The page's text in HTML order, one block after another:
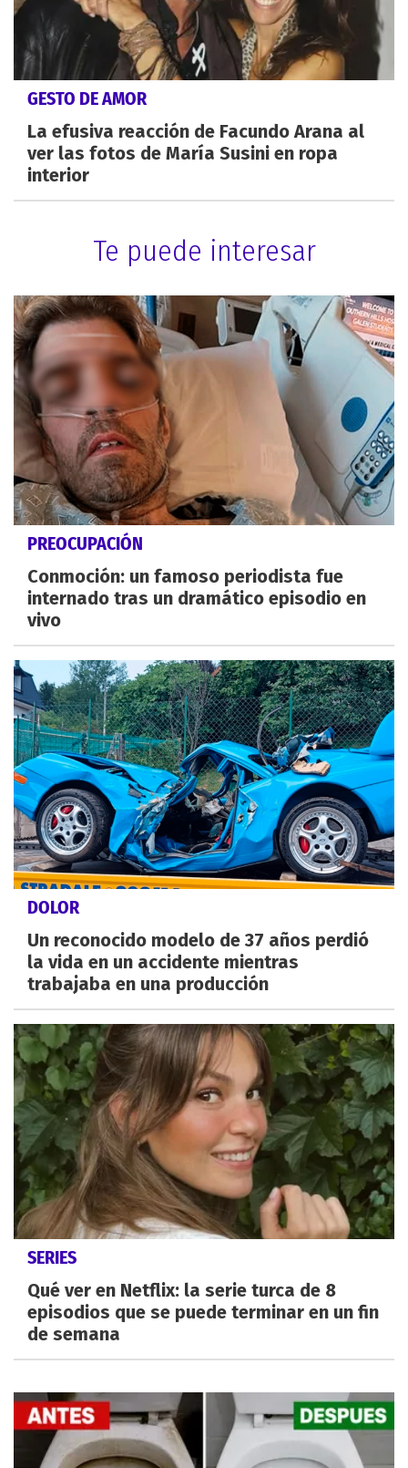
GESTO DE AMOR
La efusiva reacción de Facundo Arana al
ver las fotos de María Susini en ropa
interior
Te puede interesar
PREOCUPACIÓN
Conmoción: un famoso periodista fue
internado tras un dramático episodio en
vivo
DOLOR
Un reconocido modelo de 37 años perdió
la vida en un accidente mientras
trabajaba en una producción
SERIES
Qué ver en Netflix: la serie turca de 8
episodios que se puede terminar en un fin
de semana